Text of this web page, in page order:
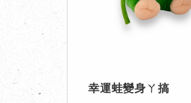
幸運蛙變身ㄚ搞